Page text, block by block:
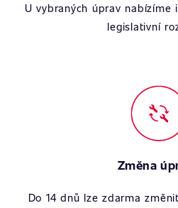
U vybraných úprav
legislativní
Změna
Do 14 dnů lze zdarma